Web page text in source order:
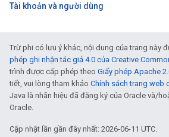
Tài khoản và người dùng
Trừ phi có lưu ý khác, nội dung của trang này
phép ghi nhận tác giả 4.0 của Creative
trình được cấp phép theo Giấy phép Apache
tiết, vui lòng tham khảo Chính sách trang web
Java là nhãn hiệu đã đăng ký của Oracle và/
Oracle.
Cập nhật lần gần đây nhất: 2026-06-11 UTC.